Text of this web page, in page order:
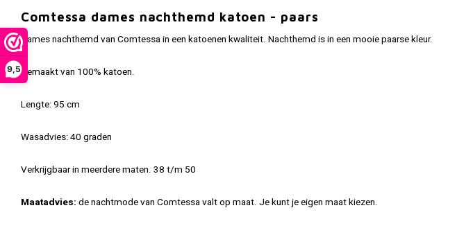
9,5
Comtessa dames nachthemd katoen - paars
Dames nachthemd van Comtessa in een katoenen kwaliteit. Nachthemd is in een mooie paarse kleur.
Gemaakt van 100% katoen.
Lengte: 95 cm
Wasadvies: 40 graden
Verkrijgbaar in meerdere maten. 38 t/m 50
Maatadvies: de nachtmode van Comtessa valt op maat. Je kunt je eigen maat kiezen.